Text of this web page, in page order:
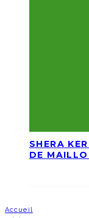
SHERA
DE
Accueil